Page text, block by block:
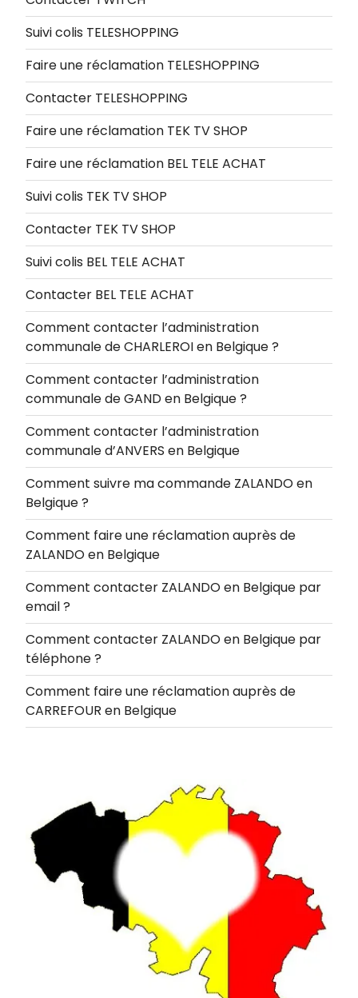
Suivi colis TELESHOPPING
Faire une réclamation TELESHOPPING
Contacter TELESHOPPING
Faire une réclamation TEK TV SHOP
Faire une réclamation BEL TELE ACHAT
Suivi colis TEK TV SHOP
Contacter TEK TV SHOP
Suivi colis BEL TELE ACHAT
Contacter BEL TELE ACHAT
Comment contacter l’administration
communale de CHARLEROI en Belgique ?
Comment contacter l’administration
communale de GAND en Belgique ?
Comment contacter l’administration
communale d’ANVERS en Belgique
Comment suivre ma commande ZALANDO en
Belgique ?
Comment faire une réclamation auprès de
ZALANDO en Belgique
Comment contacter ZALANDO en Belgique par
email ?
Comment contacter ZALANDO en Belgique par
téléphone ?
Comment faire une réclamation auprès de
CARREFOUR en Belgique